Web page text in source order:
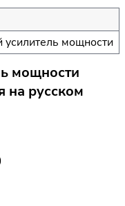
мощности
мощности
на русском